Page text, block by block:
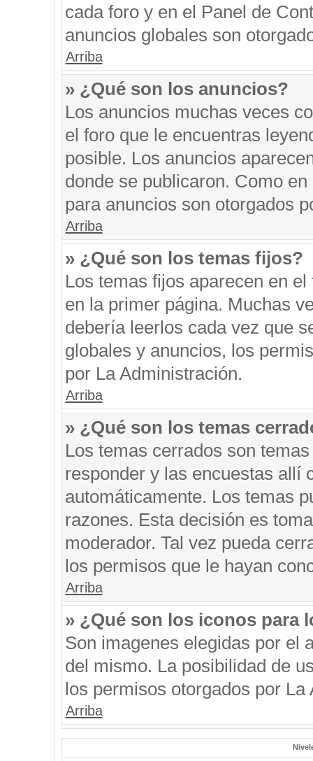
cada foro y en el Panel de
anuncios globales son
Arriba
» ¿Qué son los anuncios?
Los anuncios muchas veces
el foro que le encuentras
posible. Los anuncios
donde se publicaron. Como
para anuncios son otorgados
Arriba
» ¿Qué son los temas fijos?
Los temas fijos aparecen en
en la primer página. Muchas
debería leerlos cada vez que
globales y anuncios, los
por La Administración.
Arriba
» ¿Qué son los temas
Los temas cerrados son
responder y las encuestas allí
automáticamente. Los temas
razones. Esta decisión es
moderador. Tal vez pueda
los permisos que le hayan
Arriba
» ¿Qué son los iconos para
Son imagenes elegidas por el
del mismo. La posibilidad de
los permisos otorgados por La
Arriba